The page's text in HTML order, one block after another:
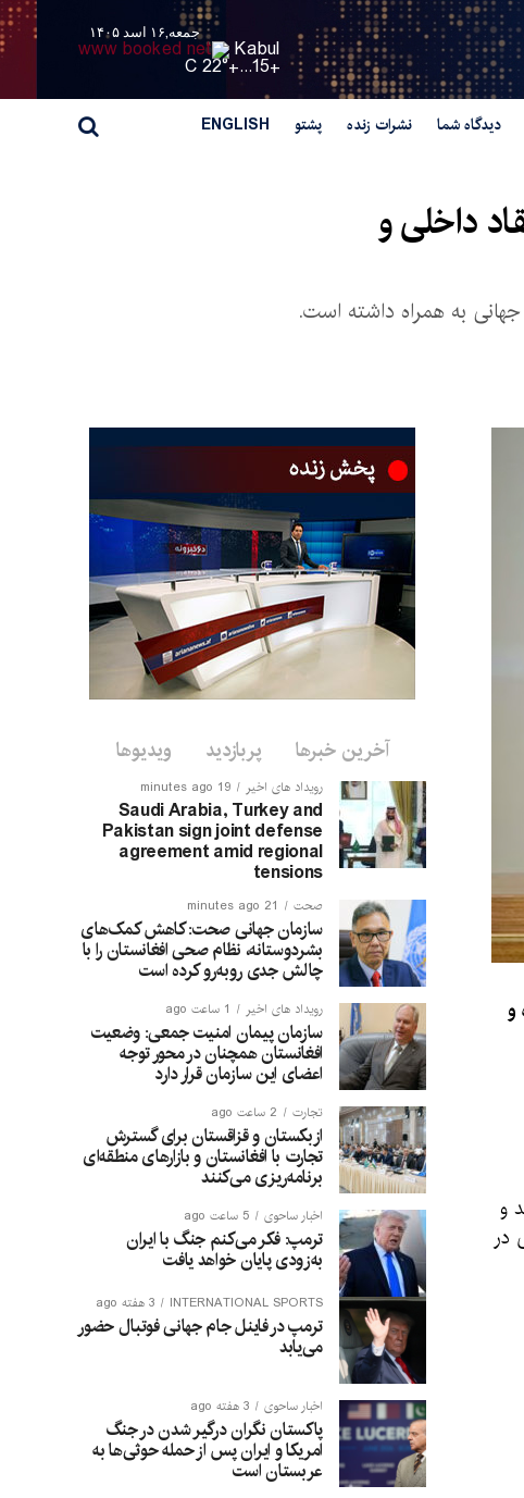
جمعه,۱۶ اسد ۱۴۰۵
Kabul
+
15...
+
22° C
دیدگاه شما نشرات زنده پشتو ENGLISH
داخلی و
به همراه داشته است.
و
و
در
آخرین خبرها پربازدید ویدیوها
رویداد های اخیر 19 minutes ago
Saudi Arabia, Turkey and
Pakistan sign joint defense
agreement amid regional
tensions
صحت 21 minutes ago
سازمان جهانی صحت: کاهش کمک‌های
بشردوستانه، نظام صحی افغانستان را با
چالش جدی روبه‌رو کرده است
رویداد های اخیر 1 ساعت ago
سازمان پیمان امنیت جمعی: وضعیت
افغانستان همچنان در محور توجه
اعضای این سازمان قرار دارد
تجارت 2 ساعت ago
ازبکستان و قزاقستان برای گسترش
تجارت با افغانستان و بازارهای منطقه‌ای
برنامه‌ریزی می‌کنند
اخبار ساحوی 5 ساعت ago
ترمپ: فکر می‌کنم جنگ با ایران
به‌زودی پایان خواهد یافت
INTERNATIONAL SPORTS 3 هفته ago
ترمپ در فاینل جام جهانی فوتبال حضور
می‌یابد
اخبار ساحوی 3 هفته ago
پاکستان نگران درگیر شدن در جنگ
امریکا و ایران پس از حمله حوثی‌ها به
عربستان است